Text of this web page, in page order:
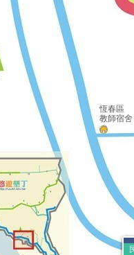
恆春區
教師宿舍